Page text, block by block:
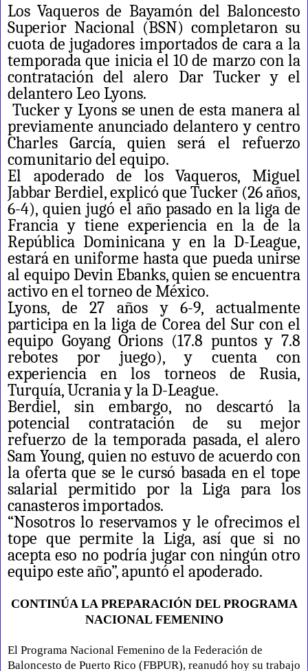
Los Vaqueros de Bayamón del Baloncesto
Superior Nacional (BSN) completaron su
cuota de jugadores importados de cara a la
temporada que inicia el 10 de marzo con la
contratación del alero Dar Tucker y el
delantero Leo Lyons.
Tucker y Lyons se unen de esta manera al
previamente anunciado delantero y centro
Charles García, quien será el refuerzo
comunitario del equipo.
El apoderado de los Vaqueros, Miguel
Jabbar Berdiel, explicó que Tucker (26 años,
6-4), quien jugó el año pasado en la liga de
Francia y tiene experiencia en la de la
República Dominicana y en la D-League,
estará en uniforme hasta que pueda unirse
al equipo Devin Ebanks, quien se encuentra
activo en el torneo de México.
Lyons, de 27 años y 6-9, actualmente
participa en la liga de Corea del Sur con el
equipo Goyang Orions (17.8 puntos y 7.8
rebotes por juego), y cuenta con
experiencia en los torneos de Rusia,
Turquía, Ucrania y la D-League.
Berdiel, sin embargo, no descartó la
potencial contratación de su mejor
refuerzo de la temporada pasada, el alero
Sam Young, quien no estuvo de acuerdo con
la oferta que se le cursó basada en el tope
salarial permitido por la Liga para los
canasteros importados.
“Nosotros lo reservamos y le ofrecimos el
tope que permite la Liga, así que si no
acepta eso no podría jugar con ningún otro
equipo este año”, apuntó el apoderado.
CONTINÚA LA PREPARACIÓN DEL PROGRAMA
NACIONAL FEMENINO
El Programa Nacional Femenino de la Federación de
Baloncesto de Puerto Rico (FBPUR), reanudó hoy su trabajo